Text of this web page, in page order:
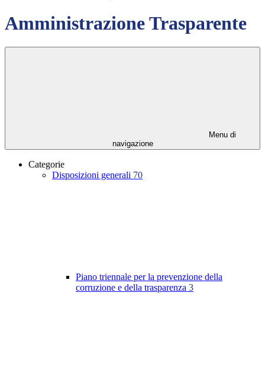
Amministrazione Trasparente
Menu di
navigazione
Categorie
Disposizioni generali 70
Piano triennale per la prevenzione della
corruzione e della trasparenza 3